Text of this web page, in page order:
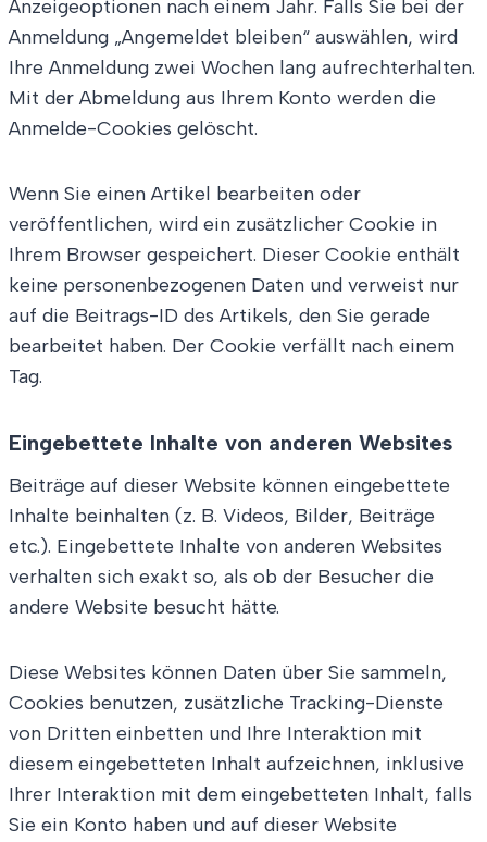
Anzeigeoptionen nach einem Jahr. Falls Sie bei der
Anmeldung „Angemeldet bleiben“ auswählen, wird
Ihre Anmeldung zwei Wochen lang aufrechterhalten.
Mit der Abmeldung aus Ihrem Konto werden die
Anmelde-Cookies gelöscht.
Wenn Sie einen Artikel bearbeiten oder
veröffentlichen, wird ein zusätzlicher Cookie in
Ihrem Browser gespeichert. Dieser Cookie enthält
keine personenbezogenen Daten und verweist nur
auf die Beitrags-ID des Artikels, den Sie gerade
bearbeitet haben. Der Cookie verfällt nach einem
Tag.
Eingebettete Inhalte von anderen Websites
Beiträge auf dieser Website können eingebettete
Inhalte beinhalten (z. B. Videos, Bilder, Beiträge
etc.). Eingebettete Inhalte von anderen Websites
verhalten sich exakt so, als ob der Besucher die
andere Website besucht hätte.
Diese Websites können Daten über Sie sammeln,
Cookies benutzen, zusätzliche Tracking-Dienste
von Dritten einbetten und Ihre Interaktion mit
diesem eingebetteten Inhalt aufzeichnen, inklusive
Ihrer Interaktion mit dem eingebetteten Inhalt, falls
Sie ein Konto haben und auf dieser Website